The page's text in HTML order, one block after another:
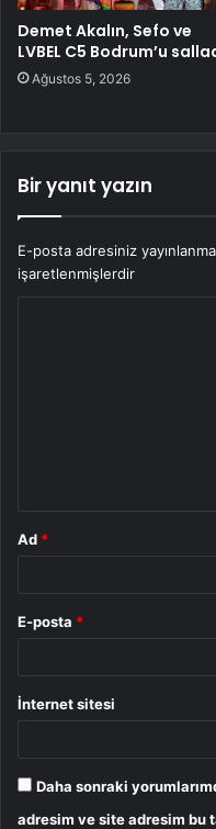
Demet Akalın, Sefo ve
LVBEL C5 Bodrum’u
Ağustos 5, 2026
Bir yanıt yazın
E-posta adresiniz
işaretlenmişlerdir
Ad *
E-posta *
İnternet sitesi
Daha sonraki
adresim ve site adresim bu